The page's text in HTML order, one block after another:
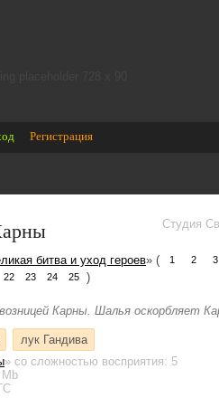
Регистрация
Студия
битва и уход героев» ( 1 2 3
22 23 24 25 )
Карны. Шалья оскорбляет
лук Гандива
» со сложностью восприятия: 5
Mb